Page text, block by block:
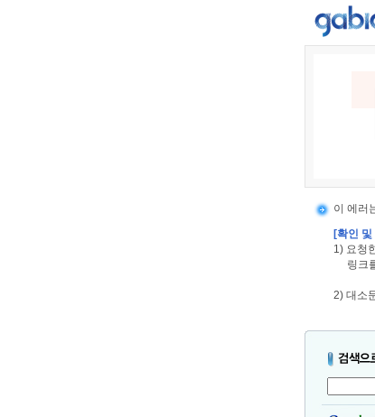
이 에러
[확인
1) 요청
링크
2) 대소